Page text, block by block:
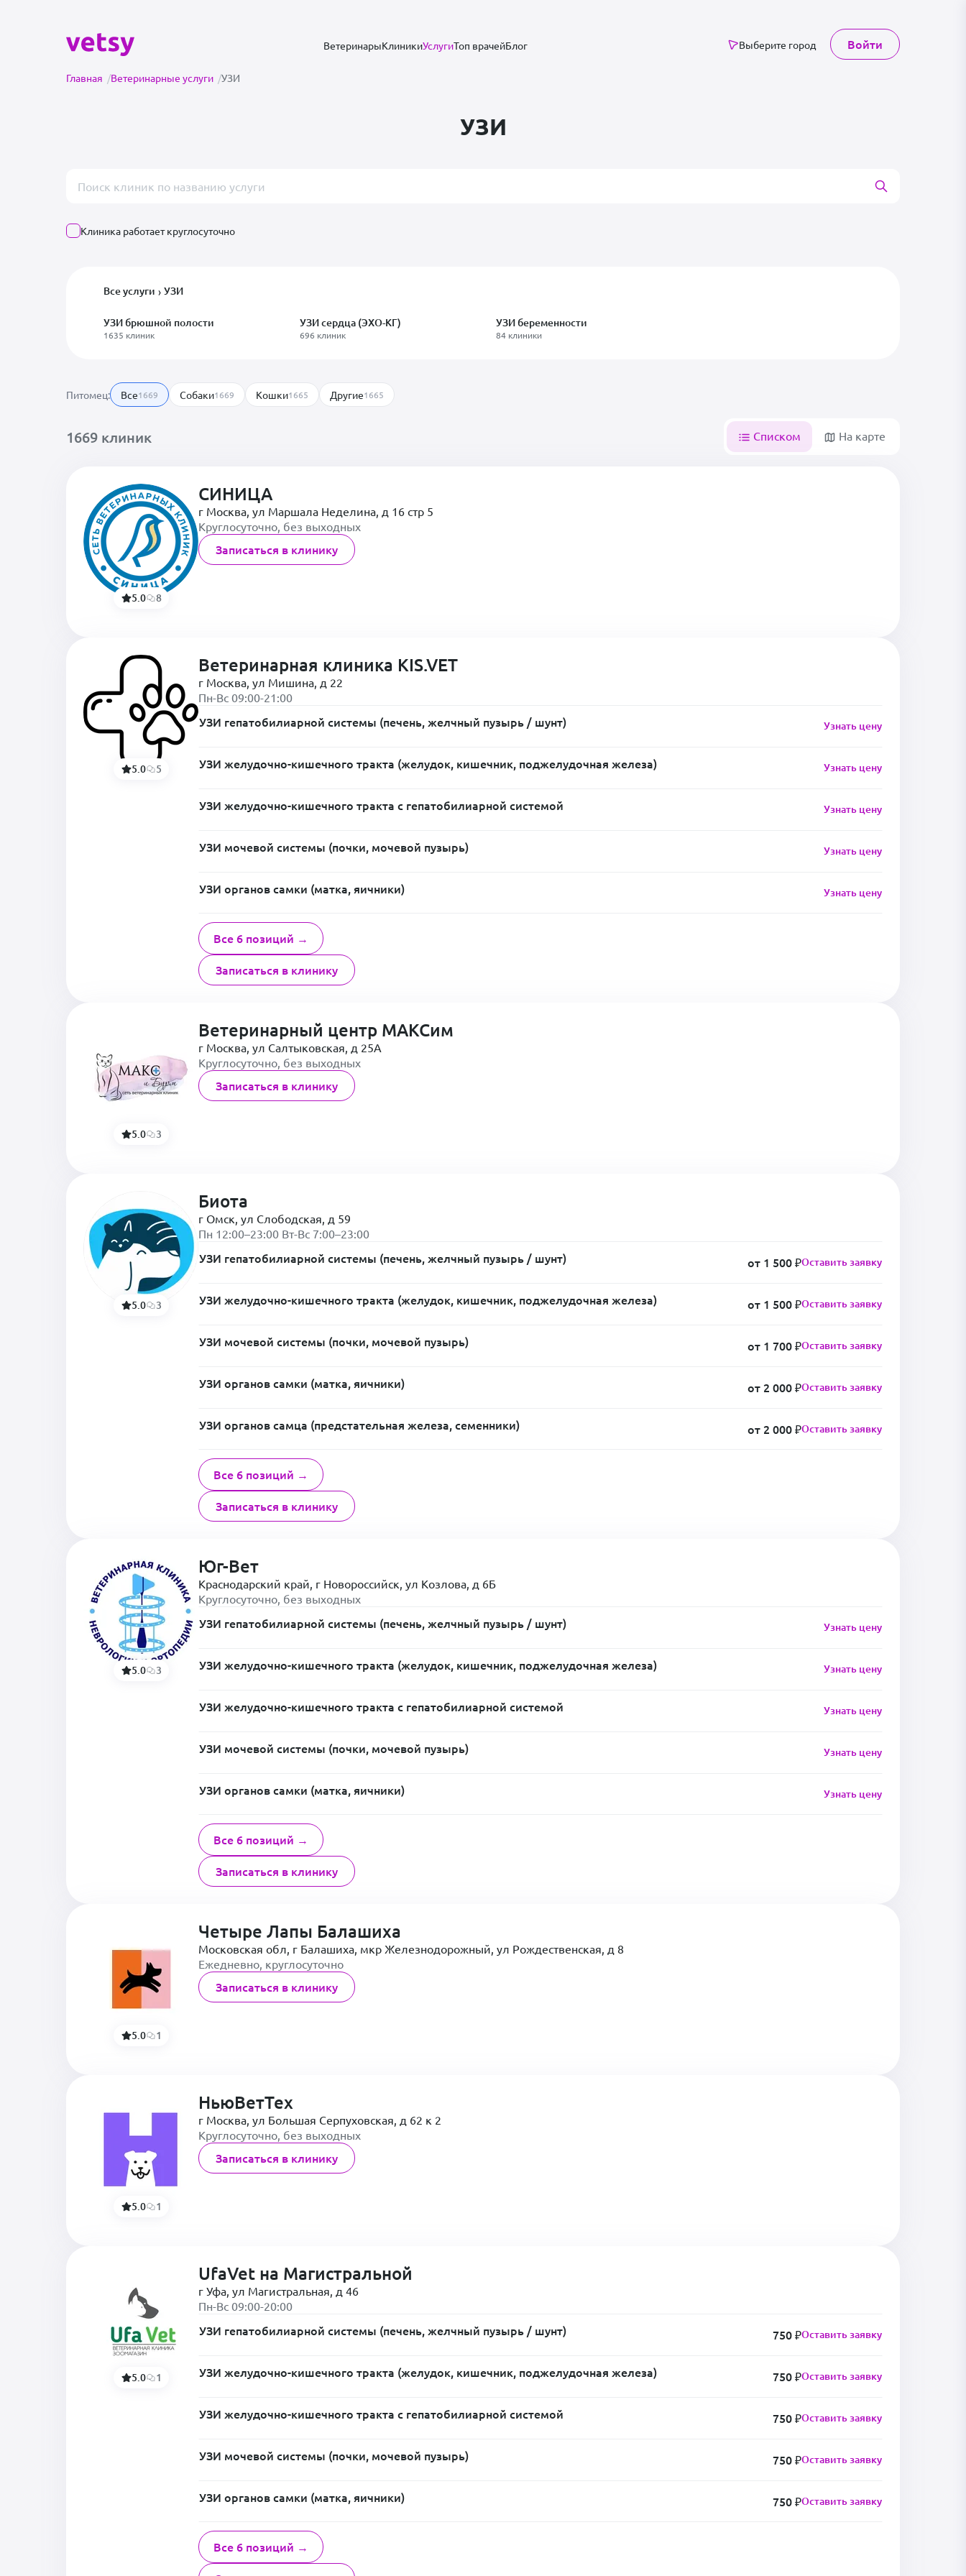
ВетеринарыКлиникиУслугиТоп врачейБлог Выберите город Войти
Главная /Ветеринарные услуги /УЗИ
УЗИ
Клиника работает круглосуточно
Все услуги › УЗИ
УЗИ брюшной полости
1635 клиник
УЗИ сердца (ЭХО-КГ)
696 клиник
УЗИ беременности
84 клиники
Питомец: Все1669 Собаки1669 Кошки1665 Другие1665
1669 клиник Списком На карте
5.0 8
СИНИЦА
г Москва, ул Маршала Неделина, д 16 стр 5
Круглосуточно, без выходных
Записаться в клинику
5.0 5
Ветеринарная клиника KIS.VET
г Москва, ул Мишина, д 22
Пн-Вс 09:00-21:00
УЗИ гепатобилиарной системы (печень, желчный пузырь / шунт) Узнать цену
УЗИ желудочно-кишечного тракта (желудок, кишечник, поджелудочная железа) Узнать цену
УЗИ желудочно-кишечного тракта с гепатобилиарной системой Узнать цену
УЗИ мочевой системы (почки, мочевой пузырь) Узнать цену
УЗИ органов самки (матка, яичники) Узнать цену
Все 6 позиций →
Записаться в клинику
5.0 3
Ветеринарный центр МАКСим
г Москва, ул Салтыковская, д 25А
Круглосуточно, без выходных
Записаться в клинику
5.0 3
Биота
г Омск, ул Слободская, д 59
Пн 12:00–23:00 Вт-Вс 7:00–23:00
УЗИ гепатобилиарной системы (печень, желчный пузырь / шунт) от 1 500 ₽Оставить заявку
УЗИ желудочно-кишечного тракта (желудок, кишечник, поджелудочная железа) от 1 500 ₽Оставить заявку
УЗИ мочевой системы (почки, мочевой пузырь) от 1 700 ₽Оставить заявку
УЗИ органов самки (матка, яичники) от 2 000 ₽Оставить заявку
УЗИ органов самца (предстательная железа, семенники) от 2 000 ₽Оставить заявку
Все 6 позиций →
Записаться в клинику
5.0 3
Юг-Вет
Краснодарский край, г Новороссийск, ул Козлова, д 6Б
Круглосуточно, без выходных
УЗИ гепатобилиарной системы (печень, желчный пузырь / шунт) Узнать цену
УЗИ желудочно-кишечного тракта (желудок, кишечник, поджелудочная железа) Узнать цену
УЗИ желудочно-кишечного тракта с гепатобилиарной системой Узнать цену
УЗИ мочевой системы (почки, мочевой пузырь) Узнать цену
УЗИ органов самки (матка, яичники) Узнать цену
Все 6 позиций →
Записаться в клинику
5.0 1
Четыре Лапы Балашиха
Московская обл, г Балашиха, мкр Железнодорожный, ул Рождественская, д 8
Ежедневно, круглосуточно
Записаться в клинику
5.0 1
НьюВетТех
г Москва, ул Большая Серпуховская, д 62 к 2
Круглосуточно, без выходных
Записаться в клинику
5.0 1
UfaVet на Магистральной
г Уфа, ул Магистральная, д 46
Пн-Вс 09:00-20:00
УЗИ гепатобилиарной системы (печень, желчный пузырь / шунт) 750 ₽Оставить заявку
УЗИ желудочно-кишечного тракта (желудок, кишечник, поджелудочная железа) 750 ₽Оставить заявку
УЗИ желудочно-кишечного тракта с гепатобилиарной системой 750 ₽Оставить заявку
УЗИ мочевой системы (почки, мочевой пузырь) 750 ₽Оставить заявку
УЗИ органов самки (матка, яичники) 750 ₽Оставить заявку
Все 6 позиций →